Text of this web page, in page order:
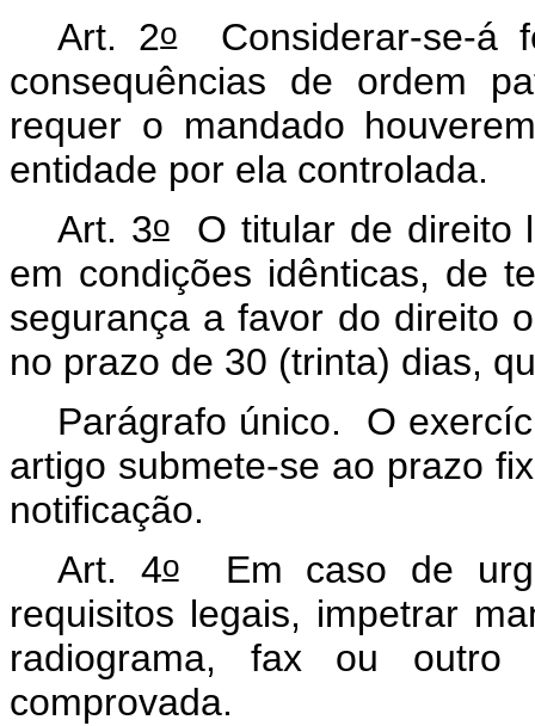
Art. 2oConsiderar-se-á
consequências de ordem
requer o mandado
entidade por ela controlada.
Art. 3oO titular de direito
em condições idênticas, de
segurança a favor do direito
no prazo de 30 (trinta) dias,
Parágrafo único. O
artigo submete-se ao prazo
notificação.
Art. 4oEm caso de
requisitos legais, impetrar
radiograma, fax ou outro
comprovada.